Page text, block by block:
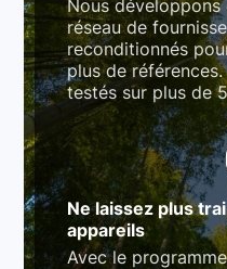
Nous
réseau de
reconditionnés
plus de
testés sur plus de
Ne laissez plus
appareils
Avec le